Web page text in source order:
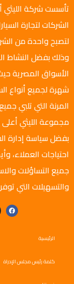
الشركات لتجارة
لتصبح واحدة من
وذلك بفضل النشاط
الأسواق المصرية
شهرة لجميع أنواع
المرنة التي تلبي
بفضل سياسة إدارة
احتياجات العملاء،
جميع التساؤلات
والتسهيلات التي
الرئيسية
كلمة رئيس مجلس الإدراة